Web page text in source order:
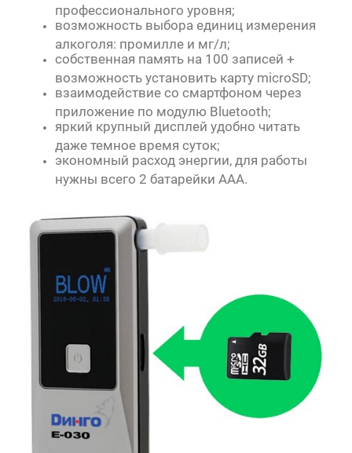
профессионального уровня;
возможность выбора единиц измерения
алкоголя: промилле и мг/л;
собственная память на 100 записей +
возможность установить карту microSD;
взаимодействие со смартфоном через
приложение по модулю Bluetooth;
яркий крупный дисплей удобно читать
даже темное время суток;
экономный расход энергии, для работы
нужны всего 2 батарейки ААА.